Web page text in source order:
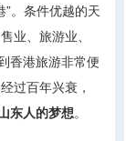
。条件优越的天
业、旅游业、
香港旅游非常便
过百年兴衰，
东人的梦想。